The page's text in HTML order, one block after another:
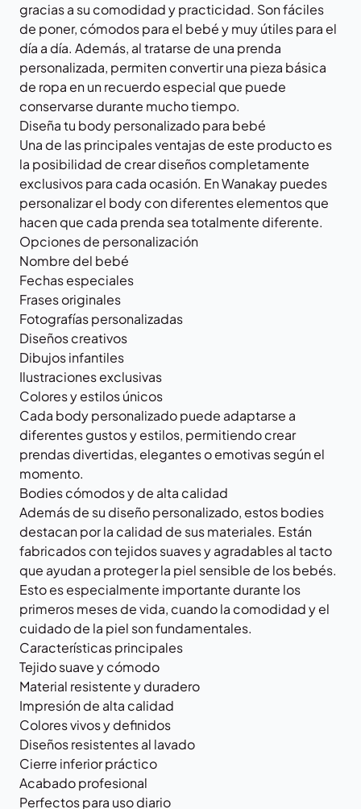
gracias a su comodidad y practicidad. Son fáciles
de poner, cómodos para el bebé y muy útiles para el
día a día. Además, al tratarse de una prenda
personalizada, permiten convertir una pieza básica
de ropa en un recuerdo especial que puede
conservarse durante mucho tiempo.
Diseña tu body personalizado para bebé
Una de las principales ventajas de este producto es
la posibilidad de crear diseños completamente
exclusivos para cada ocasión. En Wanakay puedes
personalizar el body con diferentes elementos que
hacen que cada prenda sea totalmente diferente.
Opciones de personalización
Nombre del bebé
Fechas especiales
Frases originales
Fotografías personalizadas
Diseños creativos
Dibujos infantiles
Ilustraciones exclusivas
Colores y estilos únicos
Cada body personalizado puede adaptarse a
diferentes gustos y estilos, permitiendo crear
prendas divertidas, elegantes o emotivas según el
momento.
Bodies cómodos y de alta calidad
Además de su diseño personalizado, estos bodies
destacan por la calidad de sus materiales. Están
fabricados con tejidos suaves y agradables al tacto
que ayudan a proteger la piel sensible de los bebés.
Esto es especialmente importante durante los
primeros meses de vida, cuando la comodidad y el
cuidado de la piel son fundamentales.
Características principales
Tejido suave y cómodo
Material resistente y duradero
Impresión de alta calidad
Colores vivos y definidos
Diseños resistentes al lavado
Cierre inferior práctico
Acabado profesional
Perfectos para uso diario